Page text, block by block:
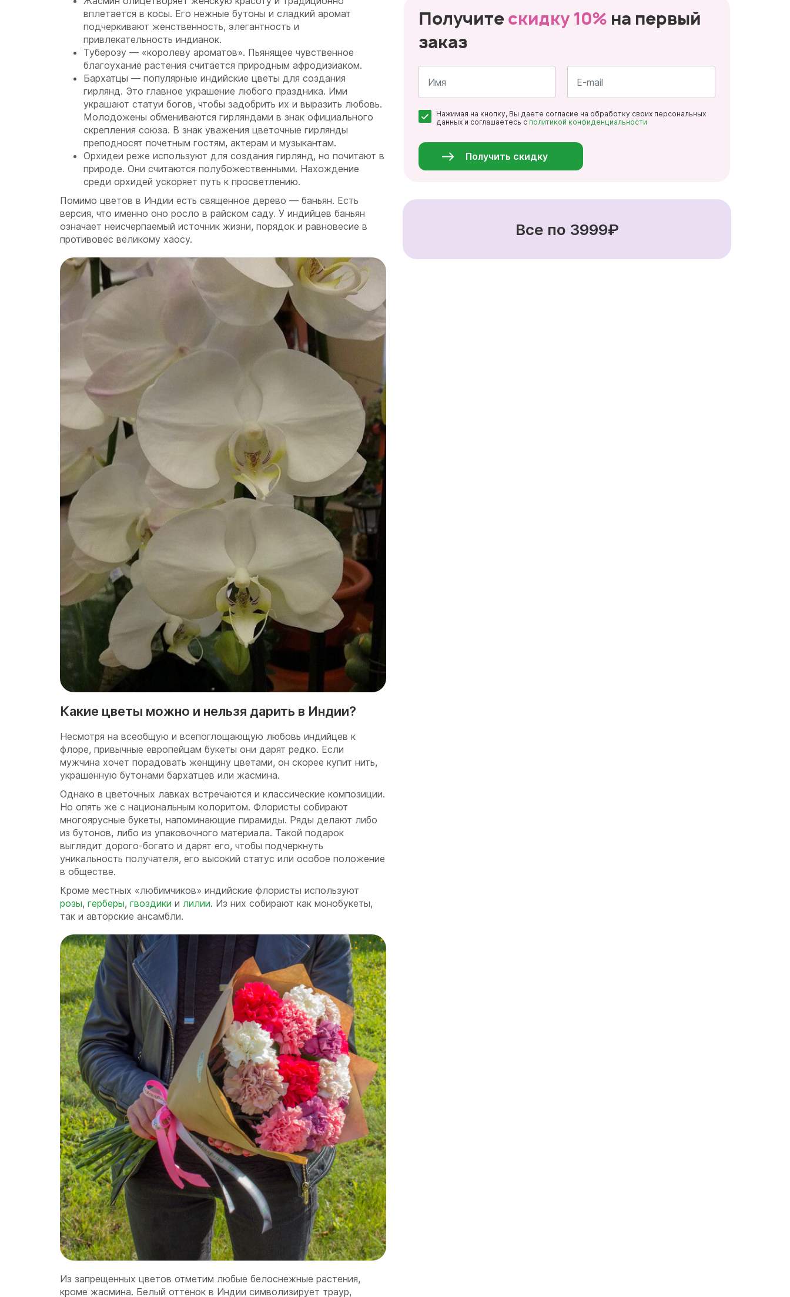
вплетается в косы. Его нежные бутоны и сладкий аромат
подчеркивают женственность, элегантность и
привлекательность индианок.
Туберозу — «королеву ароматов». Пьянящее чувственное
благоухание растения считается природным афродизиаком.
Бархатцы — популярные индийские цветы для создания
гирлянд. Это главное украшение любого праздника. Ими
украшают статуи богов, чтобы задобрить их и выразить любовь.
Молодожены обмениваются гирляндами в знак официального
скрепления союза. В знак уважения цветочные гирлянды
преподносят почетным гостям, актерам и музыкантам.
Орхидеи реже используют для создания гирлянд, но почитают в
природе. Они считаются полубожественными. Нахождение
среди орхидей ускоряет путь к просветлению.
Помимо цветов в Индии есть священное дерево — баньян. Есть
версия, что именно оно росло в райском саду. У индийцев баньян
означает неисчерпаемый источник жизни, порядок и равновесие в
противовес великому хаосу.
Какие цветы можно и нельзя дарить в Индии?
Несмотря на всеобщую и всепоглощающую любовь индийцев к
флоре, привычные европейцам букеты они дарят редко. Если
мужчина хочет порадовать женщину цветами, он скорее купит нить,
украшенную бутонами бархатцев или жасмина.
Однако в цветочных лавках встречаются и классические композиции.
Но опять же с национальным колоритом. Флористы собирают
многоярусные букеты, напоминающие пирамиды. Ряды делают либо
из бутонов, либо из упаковочного материала. Такой подарок
выглядит дорого-богато и дарят его, чтобы подчеркнуть
уникальность получателя, его высокий статус или особое положение
в обществе.
Кроме местных «любимчиков» индийские флористы используют
розы, герберы, гвоздики и лилии. Из них собирают как монобукеты,
так и авторские ансамбли.
Из запрещенных цветов отметим любые белоснежные растения,
кроме жасмина. Белый оттенок в Индии символизирует траур,
Получитескидку 10% на первый
заказ
*
*
Нажимая на кнопку, Вы даете согласие на обработку своих персональных
данных и соглашаетесь с политикой конфиденциальности
Получить скидку
Все по 3999₽